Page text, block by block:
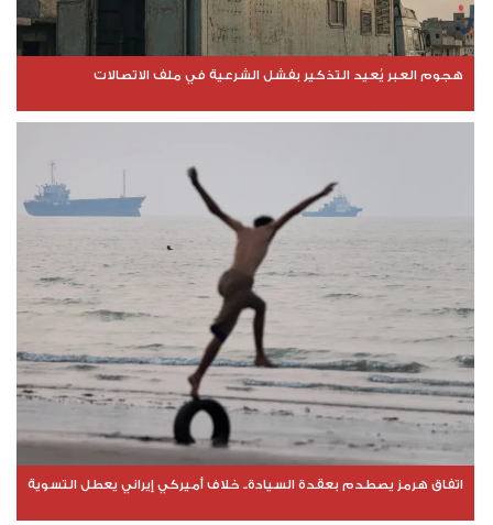
هجوم العبر يُعيد التذكير بفشل الشرعية في ملف الاتصالات
اتفاق هرمز يصطدم بعقدة السيادة.. خلاف أميركي إيراني يعطل التسوية